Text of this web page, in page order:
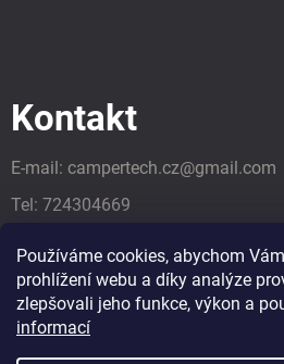
Používáme cookies, abychom
prohlížení webu a díky analýze
zlepšovali jeho funkce, výkon a
informací
Kontakt
E-mail: campertech.cz@gmail.com
Tel: 724304669